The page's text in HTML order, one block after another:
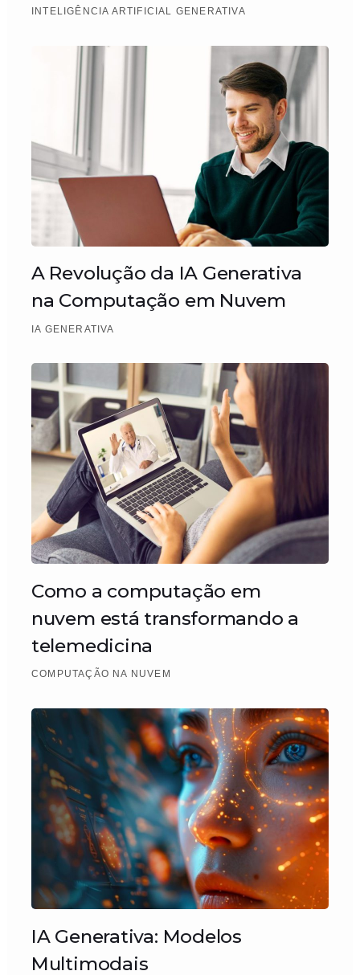
INTELIGÊNCIA ARTIFICIAL GENERATIVA
A Revolução da IA Generativa
na Computação em Nuvem
IA GENERATIVA
Como a computação em
nuvem está transformando a
telemedicina
COMPUTAÇÃO NA NUVEM
IA Generativa: Modelos
Multimodais